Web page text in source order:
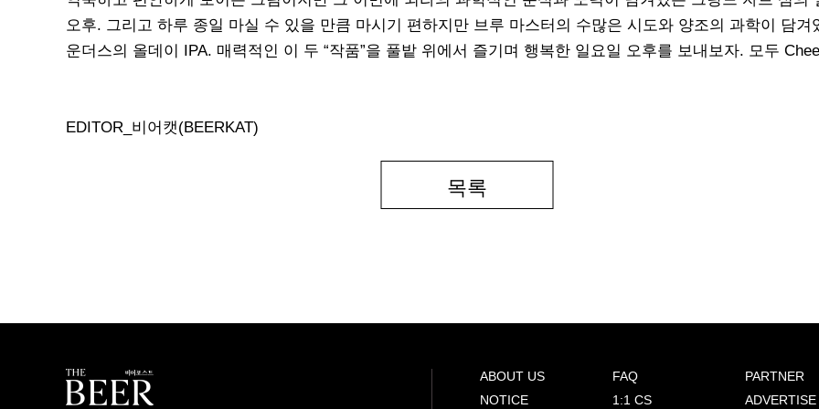
오후. 그리고 하루 종일 마실 수 있을 만큼 마시기 편하지만 브루 마스터의 수많은 시도와 양조의 과학이 담겨
운더스의 올데이 IPA. 매력적인 이 두 “작품”을 풀밭 위에서 즐기며 행복한 일요일 오후를 보내보자. 모두
EDITOR_비어캣(BEERKAT)
목록
ABOUT US
NOTICE
FAQ
1:1 CS
PARTNER
ADVERTISE